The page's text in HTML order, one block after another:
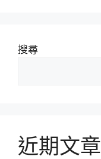
搜尋
近期文章